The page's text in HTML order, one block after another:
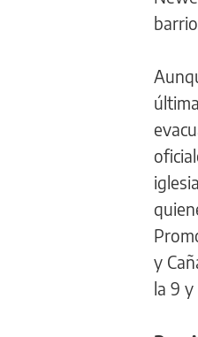
y
la 9 y